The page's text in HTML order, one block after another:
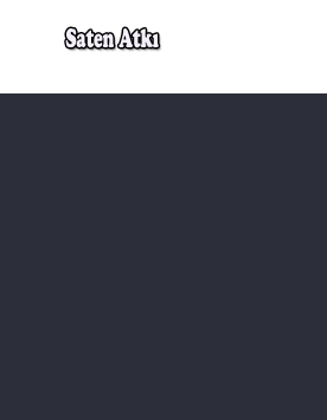
content